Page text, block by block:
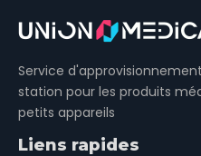
Service
station pour les produits
petits appareils
Liens rapides